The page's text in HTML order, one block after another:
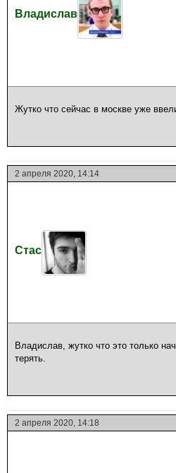
Владислав
Жутко что сейчас в москве уже
2 апреля 2020, 14:14
Стас
Владислав, жутко что это только
терять.
2 апреля 2020, 14:18